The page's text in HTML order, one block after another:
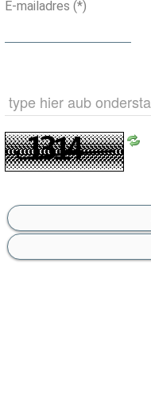
Zelfzorg
Wonen
E-mailadres (*)